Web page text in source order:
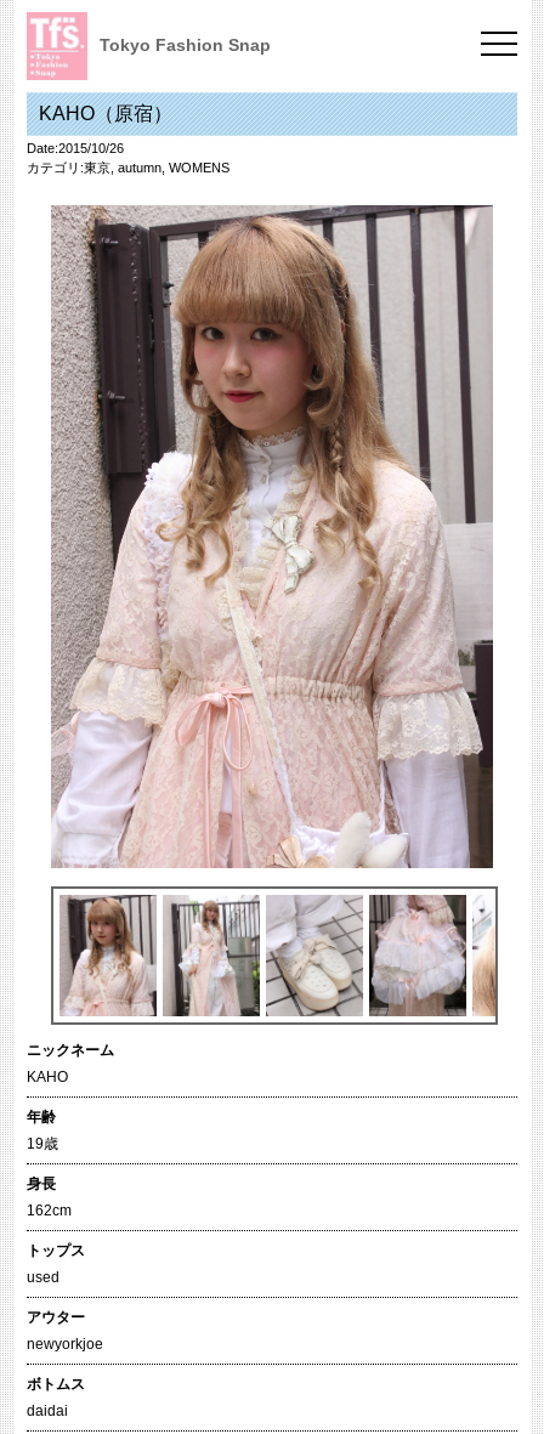
Tokyo Fashion Snap
KAHO（原宿）
Date:2015/10/26
カテゴリ:東京, autumn, WOMENS
ニックネーム
KAHO
年齢
19歳
身長
162cm
トップス
used
アウター
newyorkjoe
ボトムス
daidai